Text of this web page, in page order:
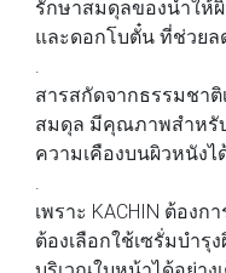
รักษาสมดุลของน้ำให้
และดอกโบตั๋น ที่ช่วยล
สารสกัดจากธรรมชา
สมดุล มีคุณภาพสำหรับ
ความเคืองบนผิวหนังไ
เพราะ KACHIN ต้อง
ต้องเลือกใช้เซรั่มบำ